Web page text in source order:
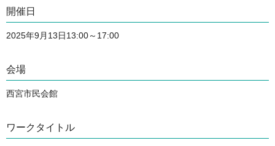
開催日
2025年9月13日13:00～17:00
会場
西宮市民会館
ワークタイトル